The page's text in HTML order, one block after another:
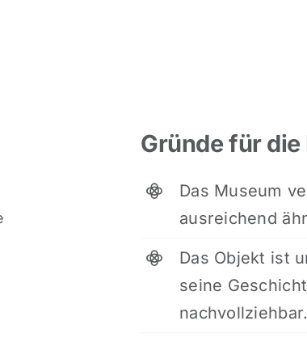
Gründe für
Das Museum
ausreichend
Das Objekt ist
seine
nachvollziehbar.